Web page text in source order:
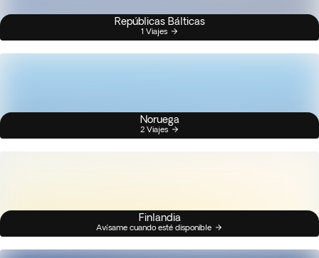
Repúblicas Bálticas
1 Viajes
Noruega
2 Viajes
Finlandia
Avísame cuando esté disponible